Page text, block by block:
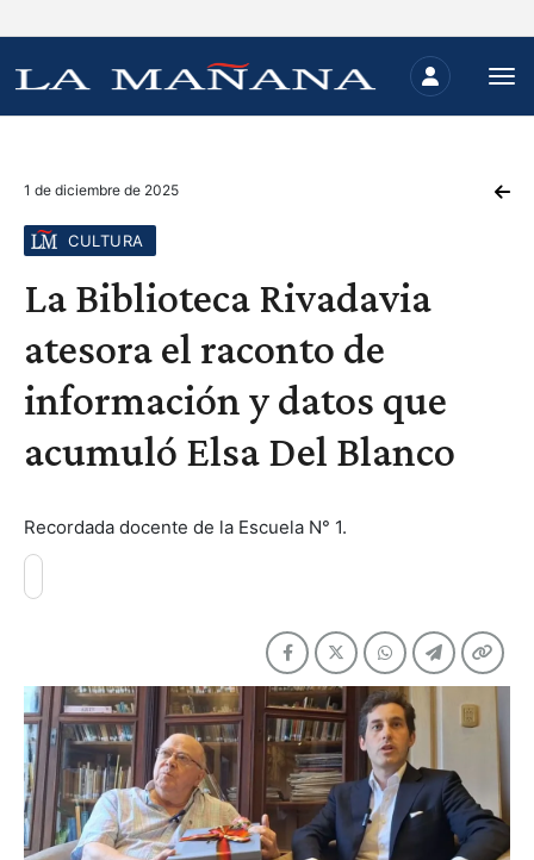
1 de diciembre de 2025
CULTURA
La Biblioteca Rivadavia
atesora el raconto de
información y datos que
acumuló Elsa Del Blanco
Recordada docente de la Escuela N° 1.